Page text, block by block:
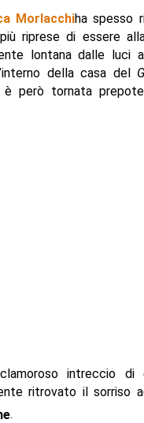
Morlacchiha spesso
riprese di essere
lontana dalle luci
della casa del
però tornata
intreccio di
ritrovato il sorriso
.